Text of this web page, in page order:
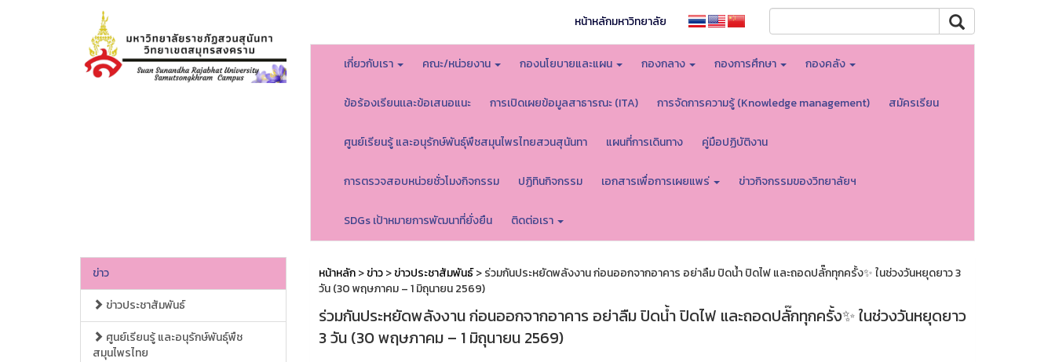
หน้าหลักมหาวิทยาลัย
เกี่ยวกับเรา คณะ/หน่วยงาน กองนโยบายและแผน กองกลาง กองการศึกษา กองคลัง
ข้อร้องเรียนเเละข้อเสนอแนะ การเปิดเผยข้อมูลสาธารณะ (ITA) การจัดการความรู้ (Knowledge management) สมัครเรียน
ศูนย์เรียนรู้ และอนุรักษ์พันธุ์พืชสมุนไพรไทยสวนสุนันทา แผนที่การเดินทาง คู่มือปฏิบัติงาน
การตรวจสอบหน่วยชั่วโมงกิจกรรม ปฏิทินกิจกรรม เอกสารเพื่อการเผยแพร่ ข่าวกิจกรรมของวิทยาลัยฯ
SDGs เป้าหมายการพัฒนาที่ยั่งยืน ติดต่อเรา
ข่าว
ข่าวประชาสัมพันธ์
ศูนย์เรียนรู้ และอนุรักษ์พันธุ์พืช
สมุนไพรไทย
หน้าหลัก>ข่าว>ข่าวประชาสัมพันธ์> ร่วมกันประหยัดพลังงาน ก่อนออกจากอาคาร อย่าลืม ปิดน้ำ ปิดไฟ และถอดปลั๊กทุกครั้ง✨ ในช่วงวันหยุดยาว 3
วัน (30 พฤษภาคม – 1 มิถุนายน 2569)
ร่วมกันประหยัดพลังงาน ก่อนออกจากอาคาร อย่าลืม ปิดน้ำ ปิดไฟ และถอดปลั๊กทุกครั้ง✨ ในช่วงวันหยุดยาว
3 วัน (30 พฤษภาคม – 1 มิถุนายน 2569)